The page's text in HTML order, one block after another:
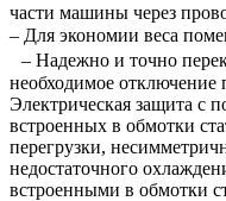
части машины через
– Для экономии веса
– Надежно и точно
необходимое
Электрическая защита с
встроенных в обмотки
перегрузки,
недостаточного
встроенными в обмотки